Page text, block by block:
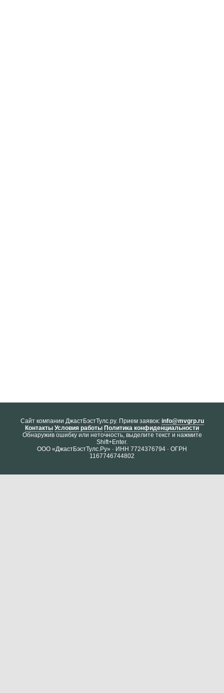
Cайт компании ДжастБэстТулс.ру. Прием заявок: info@mvgrp.ru
Контакты Условия работы Политика конфиденциальности
Обнаружив ошибку или неточность, выделите текст и нажмите
Shift+Enter.
ООО «ДжастБэстТулс.Ру» · ИНН 7724376794 · ОГРН
1167746744802